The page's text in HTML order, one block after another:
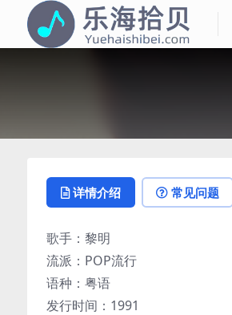
详情介绍 常见问题
歌手：黎明
流派：POP流行
语种：粤语
发行时间：1991